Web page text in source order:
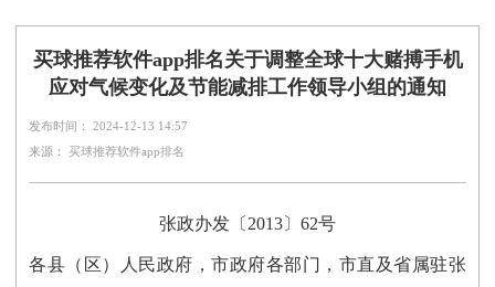
买球推荐软件app排名关于调整全球十大赌搏手机
应对气候变化及节能减排工作领导小组的通知
发布时间： 2024-12-13 14:57
来源： 买球推荐软件app排名
张政办发〔2013〕62号
各县（区）人民政府，市政府各部门，市直及省属驻张